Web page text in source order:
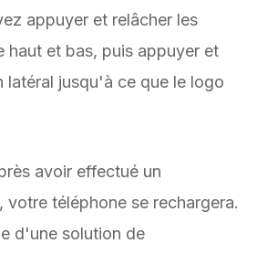
appuyer et relâcher les
haut et bas, puis appuyer et
latéral jusqu'à ce que le logo
avoir effectué un
votre téléphone se rechargera.
d'une solution de